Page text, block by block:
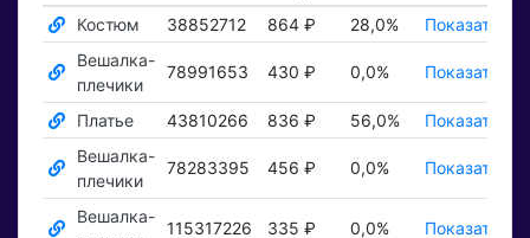
Костюм
38852712 864 ₽ 28,0% Показать ₽
Вешалка-
плечики
78991653 430 ₽ 0,0% Показать ₽
Платье 43810266 836 ₽ 56,0% Показать ₽
Вешалка-
плечики
78283395 456 ₽ 0,0% Показать ₽
Вешалка-
115317226 335 ₽ 0,0% Показать ₽